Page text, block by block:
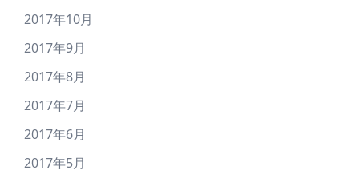
2017年10月
2017年9月
2017年8月
2017年7月
2017年6月
2017年5月